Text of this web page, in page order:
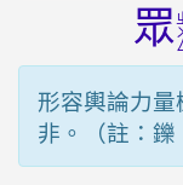
眾
形容輿論力
非。（註：鑠